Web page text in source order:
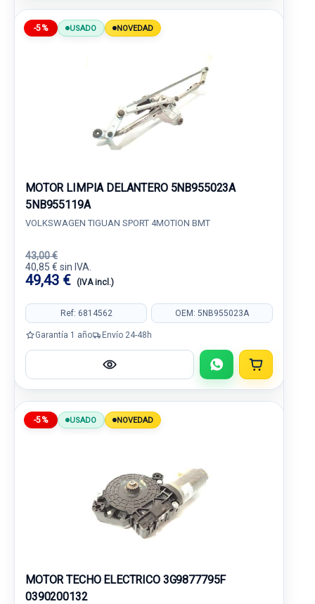
-5% USADO NOVEDAD
MOTOR LIMPIA DELANTERO 5NB955023A
5NB955119A
VOLKSWAGEN TIGUAN SPORT 4MOTION BMT
43,00 €
40,85 € sin IVA.
49,43 € (IVA incl.)
Ref: 6814562 OEM: 5NB955023A
Garantía 1 año Envío 24-48h
-5% USADO NOVEDAD
MOTOR TECHO ELECTRICO 3G9877795F
0390200132